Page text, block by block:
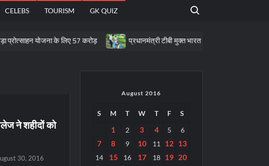
CELEBS TOURISM GK QUIZ
Search for:
के लिए 57 करोड़ प्रधानमंत्री टीबी मुक्त भारत अभियान के तहत पीवीटीजी क्षेत्रों में
ने शहीदों को
30, 2016
August 2016
S M T W T F S
1 2 3 4 5 6
7 8 9 10 11 12 13
14 15 16 17 18 19 20